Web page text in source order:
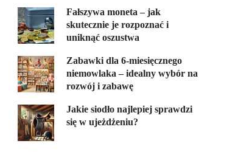
Fałszywa moneta – jak
skutecznie je rozpoznać i
uniknąć oszustwa
Zabawki dla 6-miesięcznego
niemowlaka – idealny wybór na
rozwój i zabawę
Jakie siodło najlepiej sprawdzi
się w ujeżdżeniu?